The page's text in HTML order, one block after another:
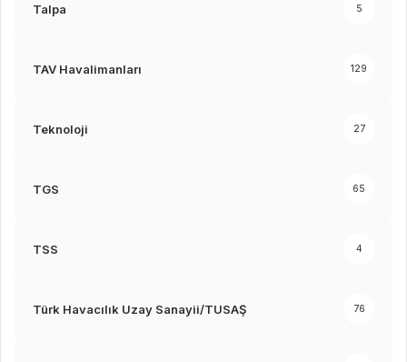
Talpa 5
TAV Havalimanları 129
Teknoloji 27
TGS 65
TSS 4
Türk Havacılık Uzay Sanayii/TUSAŞ 76